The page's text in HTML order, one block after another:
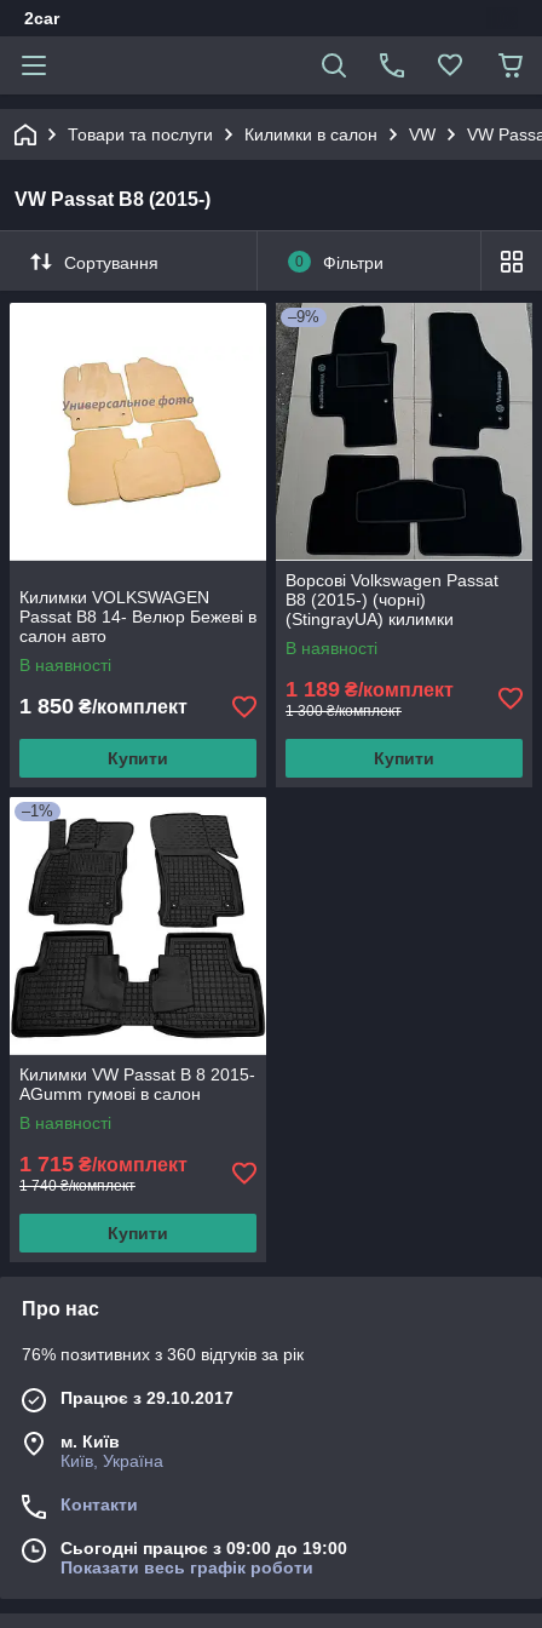
2car
Товари та послуги Килимки в салон VW VW
VW Passat B8 (2015-)
Сортування 0 Фільтри
Килимки VOLKSWAGEN
Passat B8 14- Велюр Бежеві в
салон авто
В наявності
1 850 ₴/комплект
Купити
–9%
Ворсові Volkswagen Passat
B8 (2015-) (чорні)
(StingrayUA) килимки
текстильні в салон авто
В наявності
1 189 ₴/комплект
1 300 ₴/комплект
Купити
–1%
Килимки VW Passat B 8 2015-
AGumm гумові в салон
В наявності
1 715 ₴/комплект
1 740 ₴/комплект
Купити
Про нас
76% позитивних з 360 відгуків за рік
Працює з 29.10.2017
м. Київ
Київ, Україна
Контакти
Сьогодні працює з 09:00 до 19:00
Показати весь графік роботи